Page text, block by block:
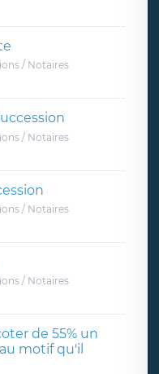
/ Notaires
/ Notaires
/ Notaires
/ Notaires
de 55% un
motif qu'il